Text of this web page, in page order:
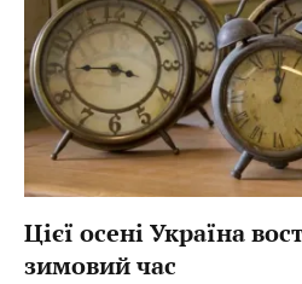
Цієї осені Україна
зимовий час